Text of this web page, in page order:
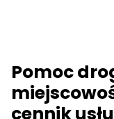
Pomoc
cennik